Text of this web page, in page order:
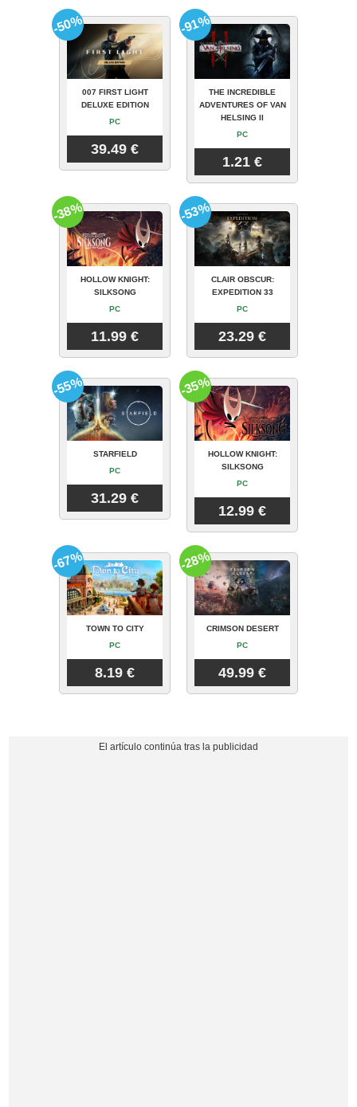
007 FIRST LIGHT
DELUXE EDITION
PC
39.49 €
-50%
THE INCREDIBLE
ADVENTURES OF VAN
HELSING II
PC
1.21 €
-91%
HOLLOW KNIGHT:
SILKSONG
PC
11.99 €
-38%
CLAIR OBSCUR:
EXPEDITION 33
PC
23.29 €
-53%
STARFIELD
PC
31.29 €
-55%
HOLLOW KNIGHT:
SILKSONG
PC
12.99 €
-35%
TOWN TO CITY
PC
8.19 €
-67%
CRIMSON DESERT
PC
49.99 €
-28%